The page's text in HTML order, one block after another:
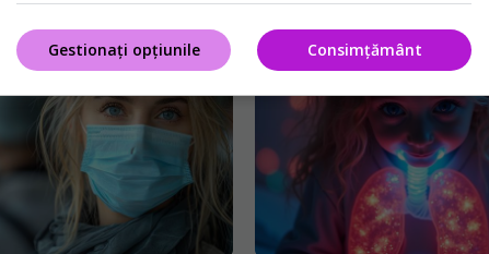
Consimțământ
Gestionați opțiunile